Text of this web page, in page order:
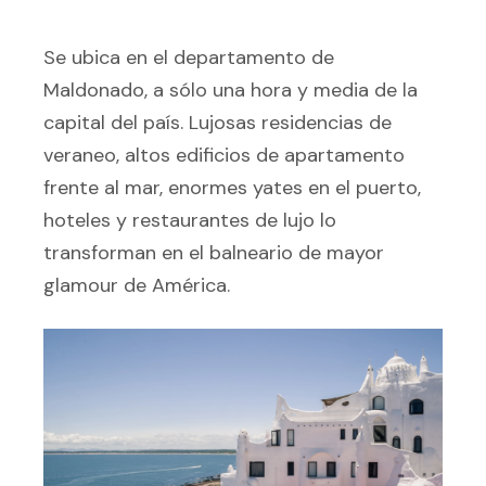
Se ubica en el departamento de
Maldonado, a sólo una hora y media de la
capital del país. Lujosas residencias de
veraneo, altos edificios de apartamento
frente al mar, enormes yates en el puerto,
hoteles y restaurantes de lujo lo
transforman en el balneario de mayor
glamour de América.